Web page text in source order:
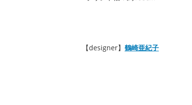
【designer】 鶴崎亜紀子